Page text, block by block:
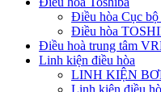
Điều hòa Cục bộ
Điều hòa
Điều hoà trung tâm
Linh kiện điều hòa
LINH KIỆN
Linh kiện điều